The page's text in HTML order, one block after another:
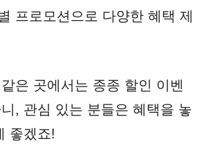
프로모션으로 다양한 혜택 제
은 곳에서는 종종 할인 이벤
, 관심 있는 분들은 혜택을 놓
좋겠죠!